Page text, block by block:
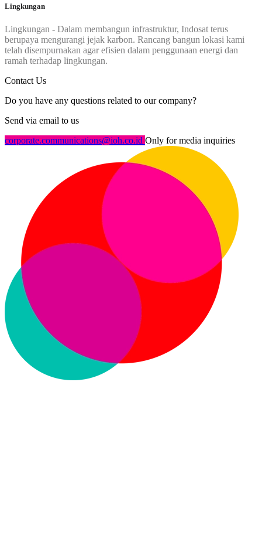
Lingkungan
Lingkungan - Dalam membangun infrastruktur, Indosat terus
berupaya mengurangi jejak karbon. Rancang bangun lokasi kami
telah disempurnakan agar efisien dalam penggunaan energi dan
ramah terhadap lingkungan.
Contact Us
Do you have any questions related to our company?
Send via email to us
corporate.communications@ioh.co.id Only for media inquiries